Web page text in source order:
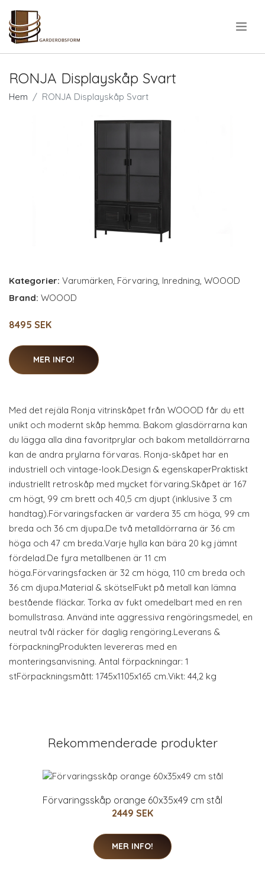
RONJA Displayskåp Svart
Hem RONJA Displayskåp Svart
Kategorier: Varumärken, Förvaring, Inredning, WOOOD
Brand: WOOOD
8495 SEK
MER INFO!
Med det rejäla Ronja vitrinskåpet från WOOOD får du ett
unikt och modernt skåp hemma. Bakom glasdörrarna kan
du lägga alla dina favoritprylar och bakom metalldörrarna
kan de andra prylarna förvaras. Ronja-skåpet har en
industriell och vintage-look.Design & egenskaperPraktiskt
industriellt retroskåp med mycket förvaring.Skåpet är 167
cm högt, 99 cm brett och 40,5 cm djupt (inklusive 3 cm
handtag).Förvaringsfacken är vardera 35 cm höga, 99 cm
breda och 36 cm djupa.De två metalldörrarna är 36 cm
höga och 47 cm breda.Varje hylla kan bära 20 kg jämnt
fördelad.De fyra metallbenen är 11 cm
höga.Förvaringsfacken är 32 cm höga, 110 cm breda och
36 cm djupa.Material & skötselFukt på metall kan lämna
bestående fläckar. Torka av fukt omedelbart med en ren
bomullstrasa. Använd inte aggressiva rengöringsmedel, en
neutral tvål räcker för daglig rengöring.Leverans &
förpackningProdukten levereras med en
monteringsanvisning. Antal förpackningar: 1
stFörpackningsmått: 1745x1105x165 cm.Vikt: 44,2 kg
Rekommenderade produkter
Förvaringsskåp orange 60x35x49 cm stål
2449 SEK
MER INFO!